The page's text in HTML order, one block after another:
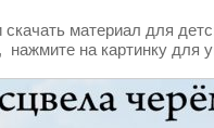
материал для
нажмите на картинку для